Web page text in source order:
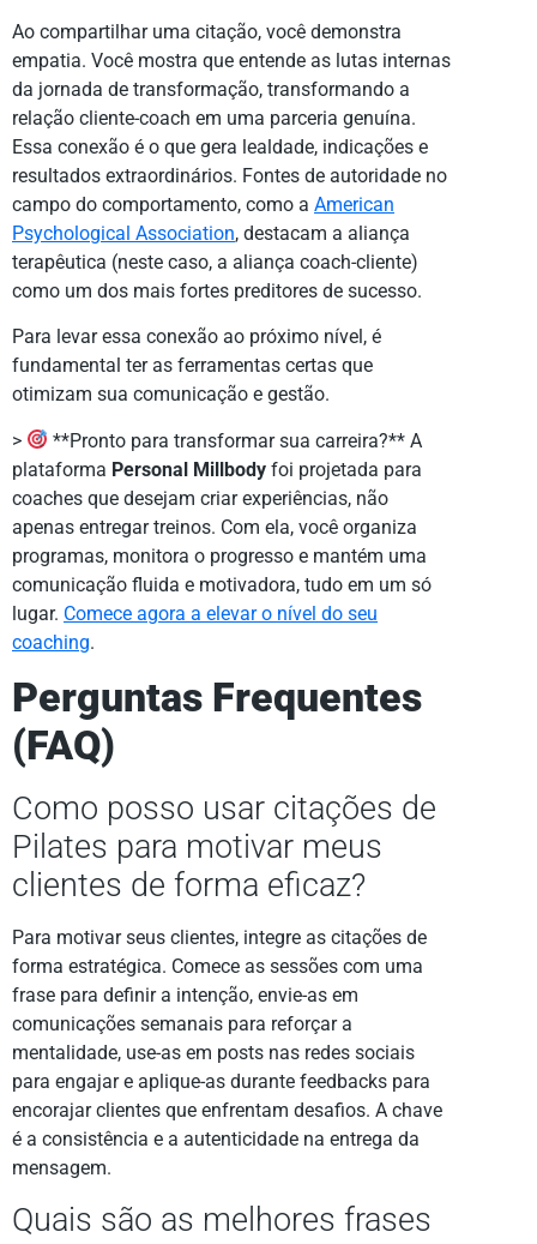
Ao compartilhar uma citação, você demonstra
empatia. Você mostra que entende as lutas internas
da jornada de transformação, transformando a
relação cliente-coach em uma parceria genuína.
Essa conexão é o que gera lealdade, indicações e
resultados extraordinários. Fontes de autoridade no
campo do comportamento, como a American
Psychological Association, destacam a aliança
terapêutica (neste caso, a aliança coach-cliente)
como um dos mais fortes preditores de sucesso.
Para levar essa conexão ao próximo nível, é
fundamental ter as ferramentas certas que
otimizam sua comunicação e gestão.
>
**Pronto para transformar sua carreira?** A
plataforma Personal Millbody foi projetada para
coaches que desejam criar experiências, não
apenas entregar treinos. Com ela, você organiza
programas, monitora o progresso e mantém uma
comunicação fluida e motivadora, tudo em um só
lugar. Comece agora a elevar o nível do seu
coaching.
Perguntas Frequentes
(FAQ)
Como posso usar citações de
Pilates para motivar meus
clientes de forma eficaz?
Para motivar seus clientes, integre as citações de
forma estratégica. Comece as sessões com uma
frase para definir a intenção, envie-as em
comunicações semanais para reforçar a
mentalidade, use-as em posts nas redes sociais
para engajar e aplique-as durante feedbacks para
encorajar clientes que enfrentam desafios. A chave
é a consistência e a autenticidade na entrega da
mensagem.
Quais são as melhores frases